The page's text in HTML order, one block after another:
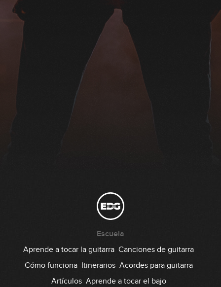
Escuela
Aprende a tocar la guitarra Canciones de guitarra
Cómo funciona Itinerarios Acordes para guitarra
Artículos Aprende a tocar el bajo